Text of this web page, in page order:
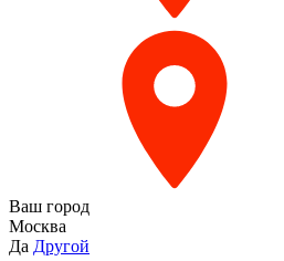
Ваш город
Москва
Да Другой